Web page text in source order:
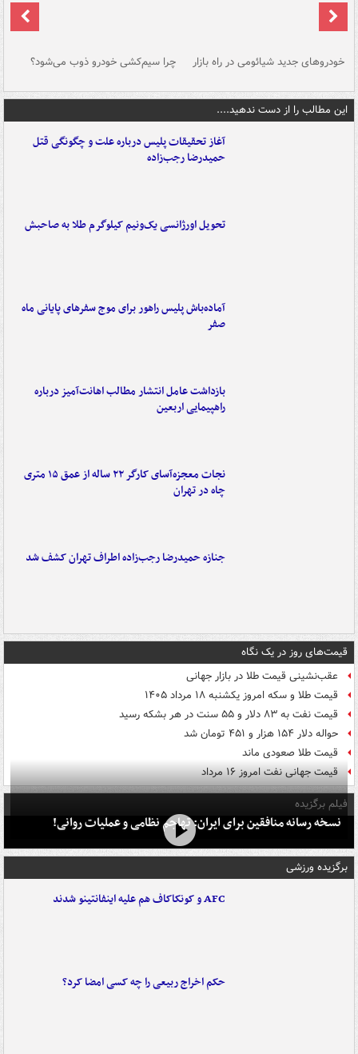
خودروهای جدید شیائومی در راه بازار چرا سیم‌کشی خودرو ذوب می‌شود؟
این مطالب را از دست ندهید....
آغاز تحقیقات پلیس درباره علت و چگونگی قتل
حمیدرضا رجب‌زاده
تحویل اورژانسی یک‌ونیم کیلوگرم طلا به صاحبش
آماده‌باش پلیس راهور برای موج سفرهای پایانی ماه
صفر
بازداشت عامل انتشار مطالب اهانت‌آمیز درباره
راهپیمایی اربعین
نجات معجزه‌آسای کارگر ۲۲ ساله از عمق ۱۵ متری
چاه در تهران
جنازه حمیدرضا رجب‌زاده اطراف تهران کشف شد
قیمت‌های روز در یک نگاه
عقب‌نشینی قیمت طلا در بازار جهانی
قیمت طلا و سکه امروز یکشنبه ۱۸ مرداد ۱۴۰۵
قیمت نفت به ۸۳ دلار و ۵۵ سنت در هر بشکه رسید
حواله دلار ۱۵۴ هزار و ۴۵۱ تومان شد
قیمت طلا صعودی ماند
قیمت جهانی نفت امروز ۱۶ مرداد
فیلم برگزیده
نسخه رسانه منافقین برای ایران: تهاجم نظامی و عملیات روانی!
برگزیده ورزشی
AFC و کونکاکاف هم علیه اینفانتینو شدند
حکم اخراج ربیعی را چه کسی امضا کرد؟